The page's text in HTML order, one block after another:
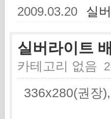
2009.03.20 실
실버라이트
카테고리 없음
336x280(권장